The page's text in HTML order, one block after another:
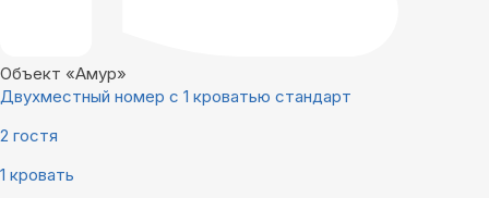
Объект «Амур»
Двухместный номер с 1 кроватью стандарт
2 гостя
1 кровать